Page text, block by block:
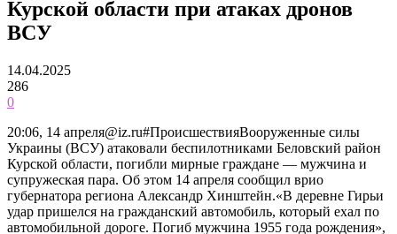
Курской области при атаках дронов
ВСУ
14.04.2025
286
0
20:06, 14 апреля@iz.ru#ПроисшествияВооруженные силы
Украины (ВСУ) атаковали беспилотниками Беловский район
Курской области, погибли мирные граждане — мужчина и
супружеская пара. Об этом 14 апреля сообщил врио
губернатора региона Александр Хинштейн.«В деревне Гирьи
удар пришелся на гражданский автомобиль, который ехал по
автомобильной дороге. Погиб мужчина 1955 года рождения»,